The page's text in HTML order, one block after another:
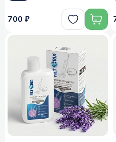
700 ₽